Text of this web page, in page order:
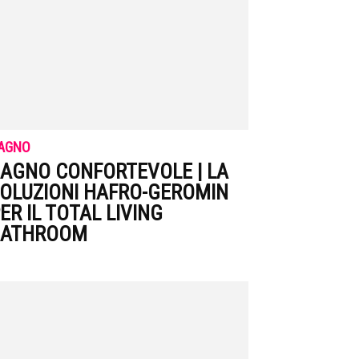
CONFORTEVOLE | LA
HAFRO-GEROMIN
IL TOTAL LIVING